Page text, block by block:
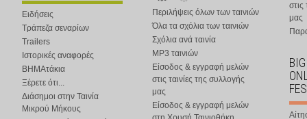
Ειδήσεις
Τράπεζα σεναρίων
Trailers
Ιστορικές αναφορές
ΒΗΜΑτάκια
Ξέρετε ότι...
Διάσημοι στην Ταινία
Μικρού Μήκους
Περιλήψεις όλων των ταινιών
Όλα τα σχόλια των ταινιών
Σχόλια ανά ταινία
MP3 ταινιών
Είσοδος & εγγραφή μελών
στις ταινίες της συλλογής
μας
Είσοδος & εγγραφή μελών
στις
μας